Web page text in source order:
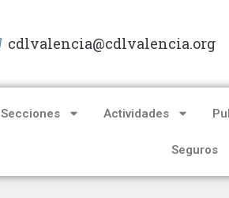
cdlvalencia@cdlvalencia.org
Secciones Actividades
Seguros